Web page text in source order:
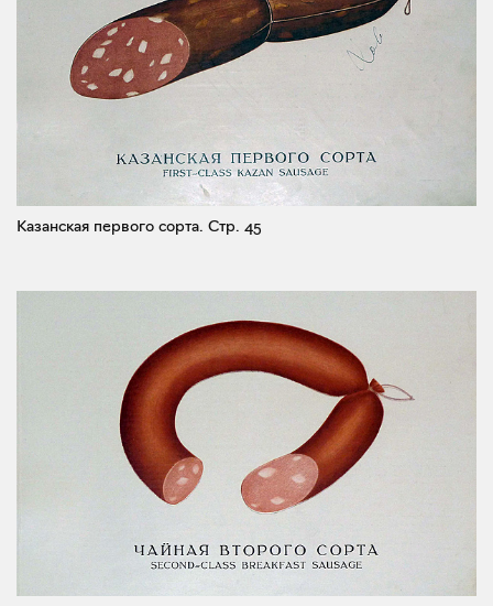
Казанская первого сорта. Стр. 45